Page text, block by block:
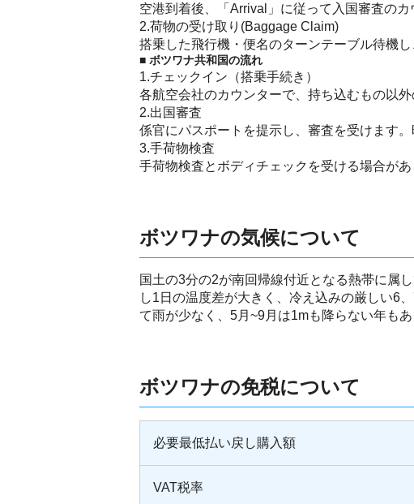
空港到着後、「Arrival」に従って入国審査の
2.荷物の受け取り(Baggage Claim)
搭乗した飛行機・便名のターンテーブル待機し
■ ボツワナ共和国の流れ
1.チェックイン（搭乗手続き）
各航空会社のカウンターで、持ち込むもの以
2.出国審査
係官にパスポートを提示し、審査を受けます
3.手荷物検査
手荷物検査とボディチェックを受ける場合があ
ボツワナの気候について
国土の3分の2が南回帰線付近となる熱帯に属
し1日の温度差が大きく、冷え込みの厳しい6
て雨が少なく、5月~9月は1mも降らない年もあ
ボツワナの免税について
必要最低払い戻し購入額
VAT税率